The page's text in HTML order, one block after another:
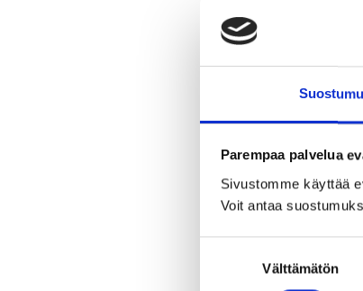
Parempaa palvelua
Sivustomme käyttää
Voit antaa
Välttämätön